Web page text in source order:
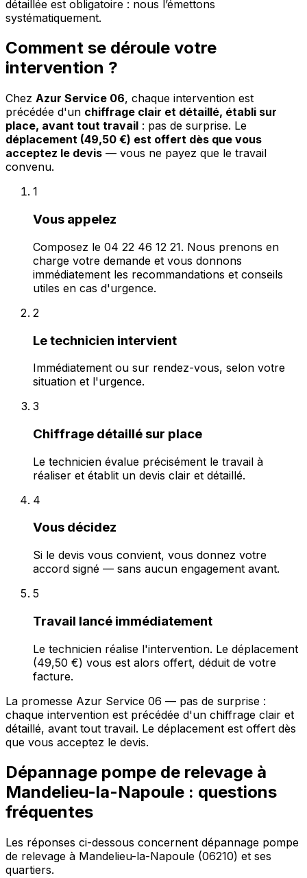
détaillée est obligatoire : nous l’émettons
systématiquement.
Comment se déroule votre
intervention ?
Chez Azur Service 06, chaque intervention est
précédée d'un chiffrage clair et détaillé, établi sur
place, avant tout travail : pas de surprise. Le
déplacement (49,50 €) est offert dès que vous
acceptez le devis — vous ne payez que le travail
convenu.
1
Vous appelez
Composez le 04 22 46 12 21. Nous prenons en
charge votre demande et vous donnons
immédiatement les recommandations et conseils
utiles en cas d'urgence.
2
Le technicien intervient
Immédiatement ou sur rendez-vous, selon votre
situation et l'urgence.
3
Chiffrage détaillé sur place
Le technicien évalue précisément le travail à
réaliser et établit un devis clair et détaillé.
4
Vous décidez
Si le devis vous convient, vous donnez votre
accord signé — sans aucun engagement avant.
5
Travail lancé immédiatement
Le technicien réalise l'intervention. Le déplacement
(49,50 €) vous est alors offert, déduit de votre
facture.
La promesse Azur Service 06 — pas de surprise :
chaque intervention est précédée d'un chiffrage clair et
détaillé, avant tout travail. Le déplacement est offert dès
que vous acceptez le devis.
Dépannage pompe de relevage à
Mandelieu-la-Napoule : questions
fréquentes
Les réponses ci-dessous concernent dépannage pompe
de relevage à Mandelieu-la-Napoule (06210) et ses
quartiers.